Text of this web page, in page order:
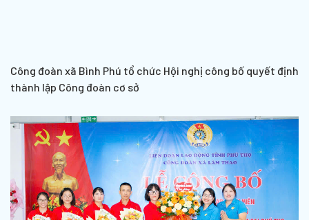
Công đoàn xã Bình Phú tổ chức Hội nghị công bố quyết định
thành lập Công đoàn cơ sở